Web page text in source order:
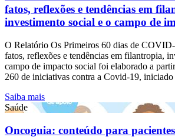
fatos, reflexões e tendências em
investimento social e o campo de
O Relatório Os Primeiros 60 dias de
fatos, reflexões e tendências em filantropia,
campo de impacto social foi elaborado a
260 de iniciativas contra a Covid-19, iniciado
Saiba mais
Saúde
Oncoguia: conteúdo para